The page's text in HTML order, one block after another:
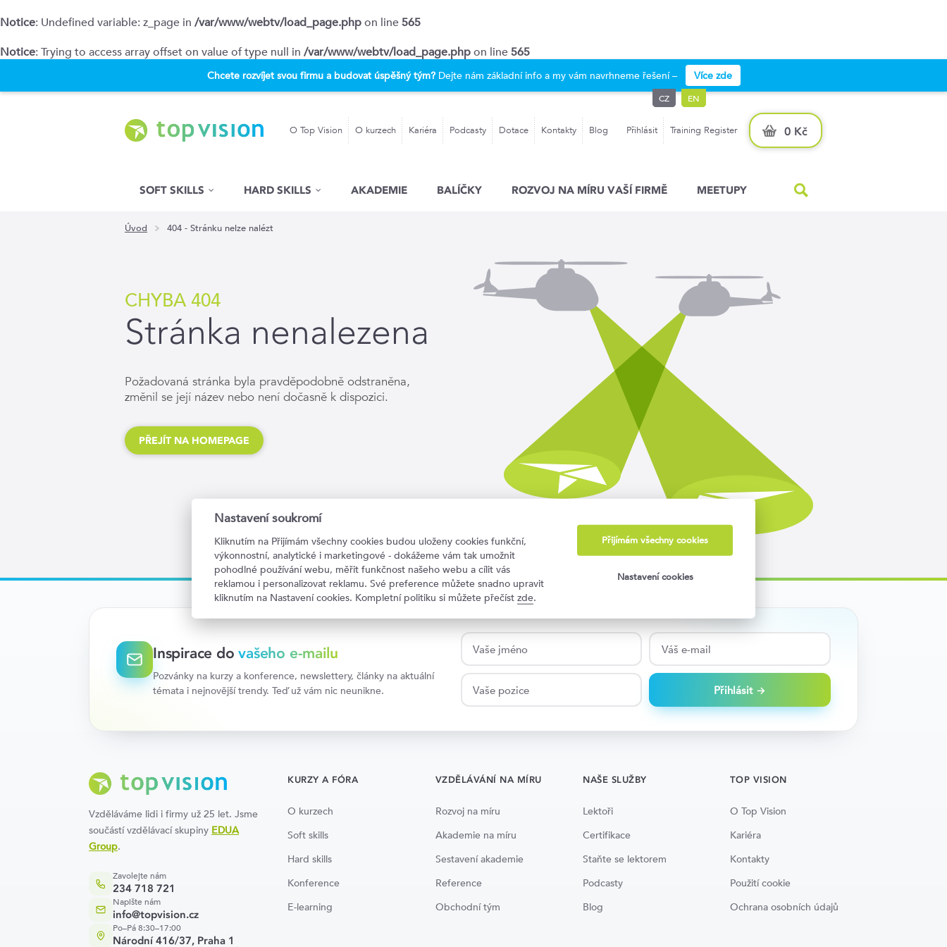
Notice: Undefined variable: z_page in /var/www/webtv/load_page.phpon line565
Notice: Trying to access array offset on value of type null in /var/www/webtv/load_page.phpon line565
Chcete rozvíjet svou firmu a budovat úspěšný tým?Dejte nám základní info a my vám navrhneme řešení – Více zde
O Top Vision O kurzech Kariéra Podcasty Dotace Kontakty Blog Přihlásit Training Register 0 Kč
CZ EN
SOFT SKILLS HARD SKILLS AKADEMIE BALÍČKY ROZVOJ NA MÍRU VAŠÍ FIRMĚ MEETUPY
Úvod 404 - Stránku nelze nalézt
CHYBA 404
Stránka nenalezena
Požadovaná stránka byla pravděpodobně odstraněna,
změnil se její název nebo není dočasně k dispozici.
PŘEJÍT NA HOMEPAGE
Inspirace dovašeho e-mailu
Pozvánky na kurzy a konference, newslettery, články na aktuální
témata i nejnovější trendy. Teď už vám nic neunikne.
Přihlásit →
Vzděláváme lidi i firmy už 25 let. Jsme
součástí vzdělávací skupiny EDUA
Group.
Zavolejte nám
234 718 721
Napište nám
info@topvision.cz
Po–Pá 8:30–17:00
Národní 416/37, Praha 1
KURZY A FÓRA
O kurzech
Soft skills
Hard skills
Konference
E-learning
VZDĚLÁVÁNÍ NA MÍRU
Rozvoj na míru
Akademie na míru
Sestavení akademie
Reference
Obchodní tým
NAŠE SLUŽBY
Lektoři
Certifikace
Staňte se lektorem
Podcasty
Blog
TOP VISION
O Top Vision
Kariéra
Kontakty
Použití cookie
Ochrana osobních údajů
Nastavení soukromí
Kliknutím na Přijímám všechny cookies budou uloženy cookies funkční,
výkonnostní, analytické i marketingové - dokážeme vám tak umožnit
pohodlné používání webu, měřit funkčnost našeho webu a cílit vás
reklamou i personalizovat reklamu. Své preference můžete snadno upravit
kliknutím na Nastavení cookies. Kompletní politiku si můžete přečíst zde.
Přijímám všechny cookies
Nastavení cookies